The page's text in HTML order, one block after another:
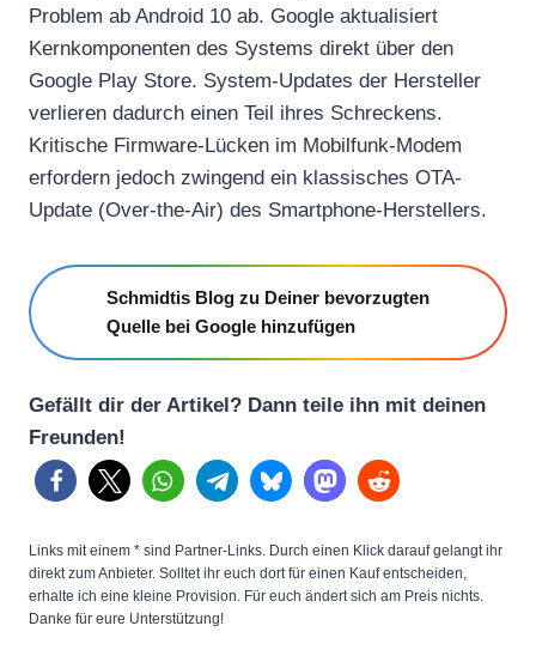
Problem ab Android 10 ab. Google aktualisiert
Kernkomponenten des Systems direkt über den
Google Play Store. System-Updates der Hersteller
verlieren dadurch einen Teil ihres Schreckens.
Kritische Firmware-Lücken im Mobilfunk-Modem
erfordern jedoch zwingend ein klassisches OTA-
Update (Over-the-Air) des Smartphone-Herstellers.
Schmidtis Blog zu Deiner bevorzugten
Quelle bei Google hinzufügen
Gefällt dir der Artikel? Dann teile ihn mit deinen
Freunden!
Links mit einem * sind Partner-Links. Durch einen Klick darauf gelangt ihr
direkt zum Anbieter. Solltet ihr euch dort für einen Kauf entscheiden,
erhalte ich eine kleine Provision. Für euch ändert sich am Preis nichts.
Danke für eure Unterstützung!